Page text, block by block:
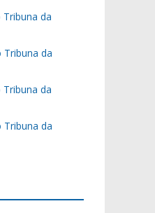
Tribuna da
Tribuna da
Tribuna da
Tribuna da